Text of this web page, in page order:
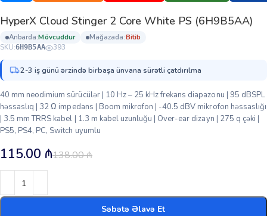
HyperX Cloud Stinger 2 Core White PS (6H9B5AA)
anbarda: mövcuddur mağazada:
bi̇ti̇b
SKU:6H9B5AA 393
2-3 iş günü ərzində birbaşa ünvana sürətli çatdırılma
40 mm neodimium sürücülər | 10 Hz – 25 kHz frekans diapazonu | 95 dBSPL
həssaslıq | 32 Ω impedans | Boom mikrofon | -40.5 dBV mikrofon həssaslığı
| 3.5 mm TRRS kabel | 1.3 m kabel uzunluğu | Over-ear dizayn | 275 q çəki |
PS5, PS4, PC, Switch uyumlu
138.00₼
115.00 ₼
Səbətə Əlavə Et